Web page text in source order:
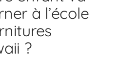
à l’école
?